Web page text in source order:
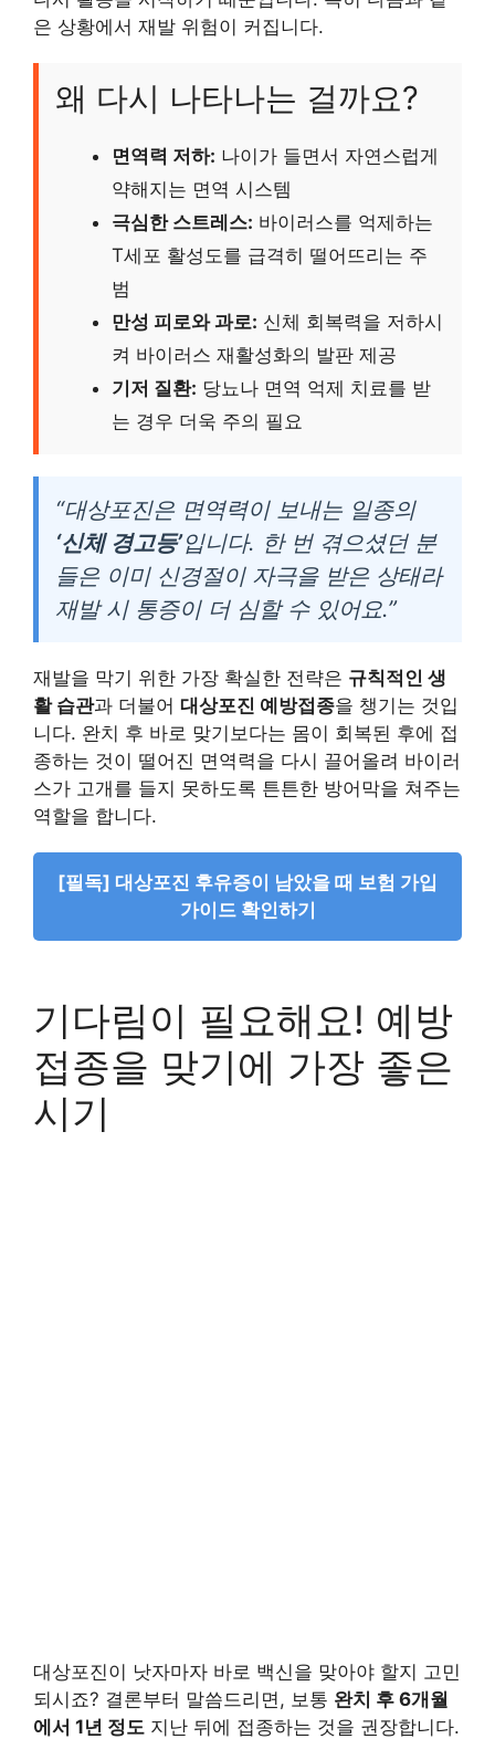
은 상황에서 재발 위험이 커집니다.
왜 다시 나타나는 걸까요?
면역력 저하: 나이가 들면서 자연스럽게
약해지는 면역 시스템
극심한 스트레스: 바이러스를 억제하는
T세포 활성도를 급격히 떨어뜨리는 주
범
만성 피로와 과로: 신체 회복력을 저하시
켜 바이러스 재활성화의 발판 제공
기저 질환: 당뇨나 면역 억제 치료를 받
는 경우 더욱 주의 필요
“대상포진은 면역력이 보내는 일종의
‘신체 경고등’입니다. 한 번 겪으셨던 분
들은 이미 신경절이 자극을 받은 상태라
재발 시 통증이 더 심할 수 있어요.”
재발을 막기 위한 가장 확실한 전략은 규칙적인 생
활 습관과 더불어 대상포진 예방접종을 챙기는 것입
니다. 완치 후 바로 맞기보다는 몸이 회복된 후에 접
종하는 것이 떨어진 면역력을 다시 끌어올려 바이러
스가 고개를 들지 못하도록 튼튼한 방어막을 쳐주는
역할을 합니다.
[필독] 대상포진 후유증이 남았을 때 보험 가입
가이드 확인하기
기다림이 필요해요! 예방
접종을 맞기에 가장 좋은
시기
대상포진이 낫자마자 바로 백신을 맞아야 할지 고민
되시죠? 결론부터 말씀드리면, 보통 완치 후 6개월
에서 1년 정도 지난 뒤에 접종하는 것을 권장합니다.